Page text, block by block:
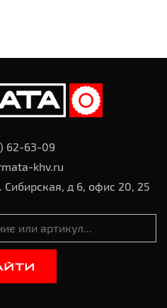
62-63-09
khv.ru
Сибирская, д 6, офис 20, 25